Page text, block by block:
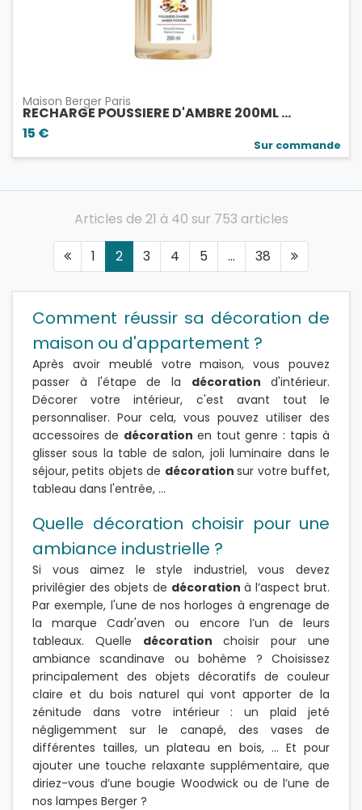
Maison Berger Paris
RECHARGE POUSSIERE D'AMBRE 200ML ...
15 €
Sur commande
Articles de 21 à 40 sur 753 articles
1
2 3 4 5 ... 38
Comment réussir sa décoration de
maison ou d'appartement ?
Après avoir meublé votre maison, vous pouvez
passer à l'étape de la décorationd'intérieur.
Décorer votre intérieur, c'est avant tout le
personnaliser. Pour cela, vous pouvez utiliser des
accessoires de décoration en tout genre : tapis à
glisser sous la table de salon, joli luminaire dans le
séjour, petits objets de décorationsur votre buffet,
tableau dans l'entrée, ...
Quelle décoration choisir pour une
ambiance industrielle ?
Si vous aimez le style industriel, vous devez
privilégier des objets de décoration à l’aspect brut.
Par exemple, l'une de nos horloges à engrenage de
la marque Cadr'aven ou encore l’un de leurs
tableaux. Quelle décoration choisir pour une
ambiance scandinave ou bohème ? Choisissez
principalement des objets décoratifs de couleur
claire et du bois naturel qui vont apporter de la
zénitude dans votre intérieur : un plaid jeté
négligemment sur le canapé, des vases de
différentes tailles, un plateau en bois, … Et pour
ajouter une touche relaxante supplémentaire, que
diriez-vous d’une bougie Woodwick ou de l’une de
nos lampes Berger ?